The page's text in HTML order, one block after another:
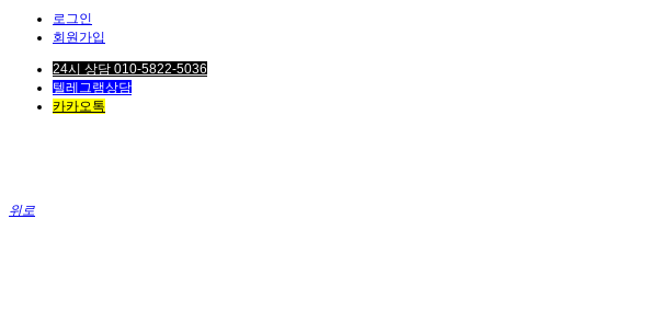
로그인
회원가입
24시 상담 010-5822-5036
텔레그램상담
카카오톡
위로